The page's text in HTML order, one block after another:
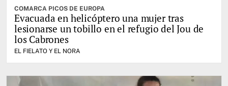
COMARCA PICOS DE EUROPA
Evacuada en helicóptero una mujer tras
lesionarse un tobillo en el refugio del Jou de
los Cabrones
EL FIELATO Y EL NORA